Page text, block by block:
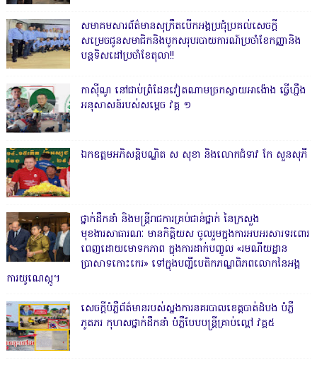
សមាគមសារព័ត៌មានសុក្រឹតបើកអង្គប្រជុំប្រគល់សេចក្តី
សម្រេចជូនសមាជិកនិងបូកសរុបរបាយការណ៍ប្រចាំខែកញ្ញានិង
បន្តទិសដៅប្រចាំខែតុលា!!
កាសុីណូ នៅជាប់ព្រំដែនវៀតណាមច្រកស្វាយអាង៉ោង ធ្វើហ្នឹង
អនុសាសន៍របស់សម្ដេច វគ្គ ១
ឯកឧត្តមអភិសន្តិបណ្ឌិត ស សុខា និងលោកជំទាវ កែ សួនសុភី
ថ្នាក់ដឹកនាំ និងមន្ត្រីរាជការគ្រប់ជាន់ថ្នាក់ នៃក្រសួង
មុខងារសាធារណៈ មានកិត្តិយស ចូលរួមក្នុងការអបអរសារទរពោរ
ពេញដោយមោទកភាព ក្នុងការដាក់បញ្ចូល «រមណីយដ្ឋាន
ប្រាសាទកោះកេរ» ទៅក្នុងបញ្ជីបេតិកភណ្ឌពិភពលោកនៃអង្គ
ការយូណេស្កូ។
សេចក្តីបំភ្លឺព័ត៌មានរបស់ស្នងការនគរបាលខេត្តបាត់ដំបង បំភ្លឺ
ភូតភរ កុហសថ្នាក់ដឹកនាំ បំភ្លឺបែបបន្ត្រីគ្រាប់ល្ពៅ វគ្គ៥